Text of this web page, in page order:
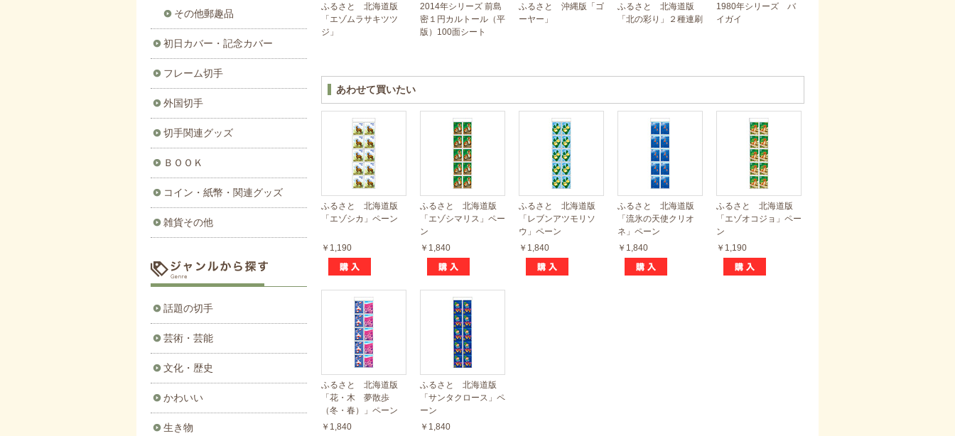
ふるさと 北海道版
「エゾムラサキツツ
ジ」
2014年シリーズ 前島
密１円カルトール（平
版）100面シート
ふるさと 沖縄版「ゴ
ーヤー」
ふるさと 北海道版
「北の彩り」２種連刷
1980年シリーズ バ
イガイ
あわせて買いたい
ふるさと 北海道版
「エゾシカ」ペーン
￥1,190
ふるさと 北海道版
「エゾシマリス」ペー
ン
￥1,840
ふるさと 北海道版
「レブンアツモリソ
ウ」ペーン
￥1,840
ふるさと 北海道版
「流氷の天使クリオ
ネ」ペーン
￥1,840
ふるさと 北海道版
「エゾオコジョ」ペー
ン
￥1,190
ふるさと 北海道版
「花・木 夢散歩
（冬・春）」ペーン
￥1,840
ふるさと 北海道版
「サンタクロース」ペ
ーン
￥1,840
その他郵趣品
初日カバー・記念カバー
フレーム切手
外国切手
切手関連グッズ
ＢＯＯＫ
コイン・紙幣・関連グッズ
雑貨その他
話題の切手
芸術・芸能
文化・歴史
かわいい
生き物